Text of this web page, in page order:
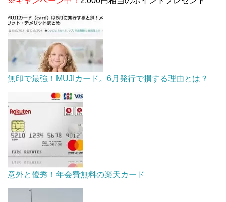
無印で最強！MUJIカード。6月発行で損する理由とは？
意外と優秀！年会費無料の楽天カード